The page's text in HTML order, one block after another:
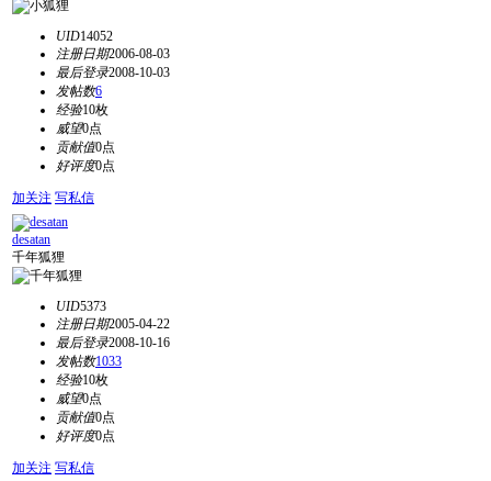
UID14052
注册日期2006-08-03
最后登录2008-10-03
发帖数6
经验10枚
威望0点
贡献值0点
好评度0点
加关注 写私信
desatan
千年狐狸
UID5373
注册日期2005-04-22
最后登录2008-10-16
发帖数1033
经验10枚
威望0点
贡献值0点
好评度0点
加关注 写私信